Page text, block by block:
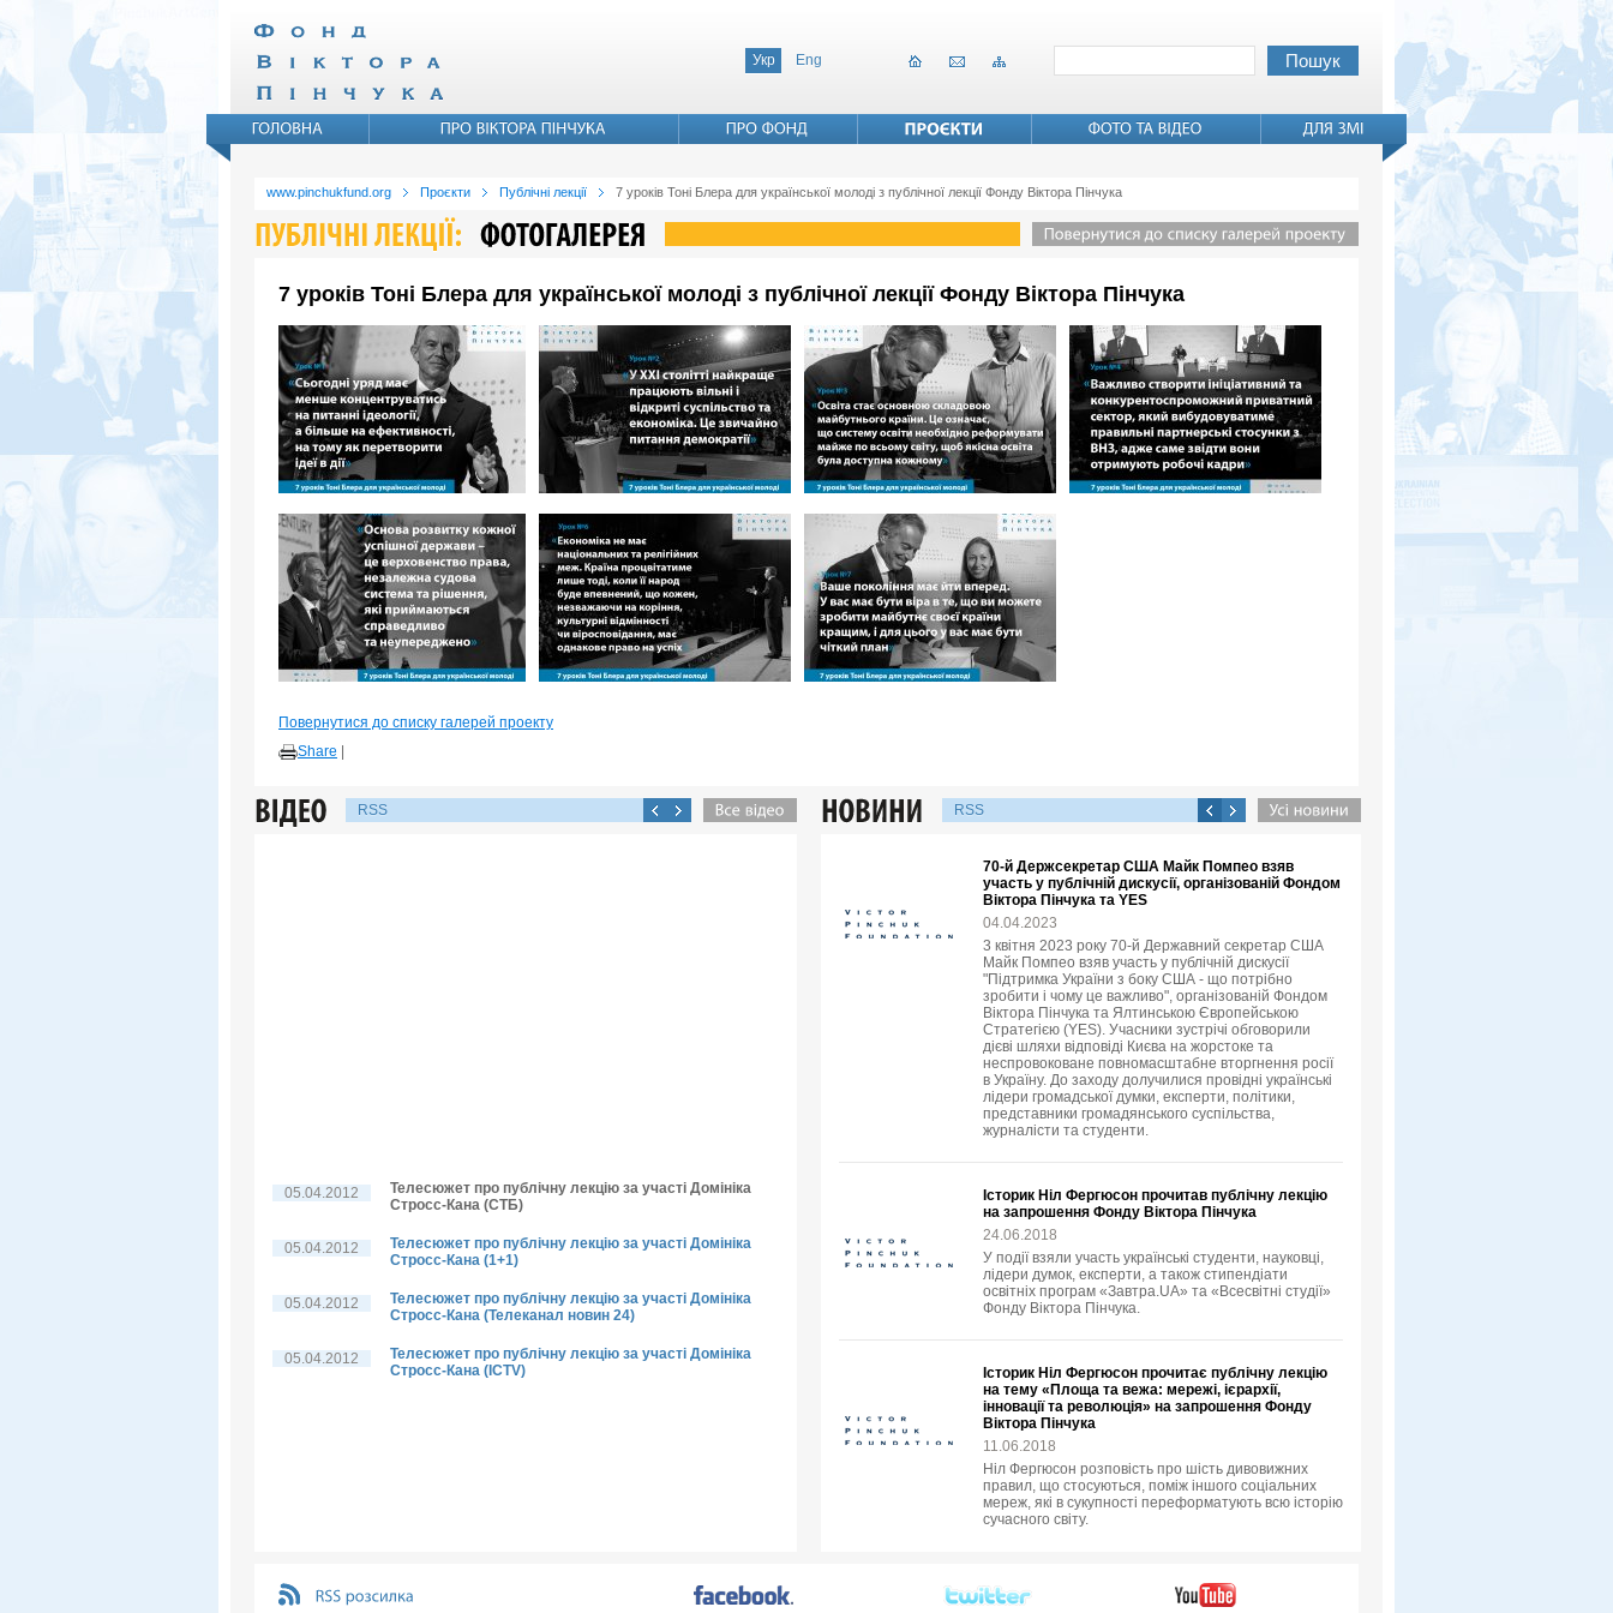
Укр Eng
www.pinchukfund.org Проєкти Публічні лекції 7 уроків Тоні Блера для української молоді з публічної лекції Фонду Віктора Пінчука
7 уроків Тоні Блера для української молоді з публічної лекції Фонду Віктора Пінчука
Повернутися до списку галерей проекту
Share
RSS
05.04.2012
Телесюжет про публічну лекцію за участі Домініка
Стросс-Кана (СТБ)
05.04.2012
Телесюжет про публічну лекцію за участі Домініка
Стросс-Кана (1+1)
05.04.2012
Телесюжет про публічну лекцію за участі Домініка
Стросс-Кана (Телеканал новин 24)
05.04.2012
Телесюжет про публічну лекцію за участі Домініка
Стросс-Кана (ICTV)
RSS
70-й Держсекретар США Майк Помпео взяв
участь у публічній дискусії, організованій Фондом
Віктора Пінчука та YES
04.04.2023
3 квітня 2023 року 70-й Державний секретар США
Майк Помпео взяв участь у публічній дискусії
"Підтримка України з боку США - що потрібно
зробити і чому це важливо", організованій Фондом
Віктора Пінчука та Ялтинською Європейською
Стратегією (YES). Учасники зустрічі обговорили
дієві шляхи відповіді Києва на жорстоке та
неспровоковане повномасштабне вторгнення росії
в Україну. До заходу долучилися провідні українські
лідери громадської думки, експерти, політики,
представники громадянського суспільства,
журналісти та студенти.
Історик Ніл Фергюсон прочитав публічну лекцію
на запрошення Фонду Віктора Пінчука
24.06.2018
У події взяли участь українські студенти, науковці,
лідери думок, експерти, а також стипендіати
освітніх програм «Завтра.UA» та «Всесвітні студії»
Фонду Віктора Пінчука.
Історик Ніл Фергюсон прочитає публічну лекцію
на тему «Площа та вежа: мережі, ієрархії,
інновації та революція» на запрошення Фонду
Віктора Пінчука
11.06.2018
Ніл Фергюсон розповість про шість дивовижних
правил, що стосуються, поміж іншого соціальних
мереж, які в сукупності переформатують всю історію
сучасного світу.